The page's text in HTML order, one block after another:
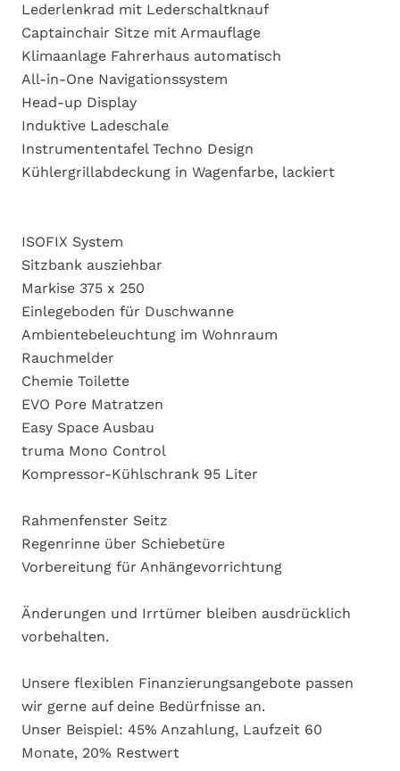
Lederlenkrad mit Lederschaltknauf
Captainchair Sitze mit Armauflage
Klimaanlage Fahrerhaus automatisch
All-in-One Navigationssystem
Head-up Display
Induktive Ladeschale
Instrumententafel Techno Design
Kühlergrillabdeckung in Wagenfarbe, lackiert
ISOFIX System
Sitzbank ausziehbar
Markise 375 x 250
Einlegeboden für Duschwanne
Ambientebeleuchtung im Wohnraum
Rauchmelder
Chemie Toilette
EVO Pore Matratzen
Easy Space Ausbau
truma Mono Control
Kompressor-Kühlschrank 95 Liter
Rahmenfenster Seitz
Regenrinne über Schiebetüre
Vorbereitung für Anhängevorrichtung
Änderungen und Irrtümer bleiben ausdrücklich
vorbehalten.
Unsere flexiblen Finanzierungsangebote passen
wir gerne auf deine Bedürfnisse an.
Unser Beispiel: 45% Anzahlung, Laufzeit 60
Monate, 20% Restwert